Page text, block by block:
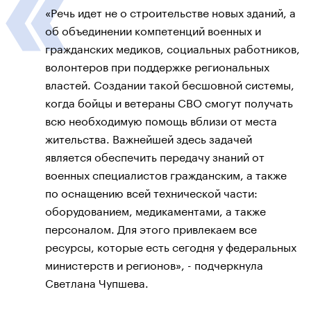
«Речь идет не о строительстве новых зданий, а
об объединении компетенций военных и
гражданских медиков, социальных работников,
волонтеров при поддержке региональных
властей. Создании такой бесшовной системы,
когда бойцы и ветераны СВО смогут получать
всю необходимую помощь вблизи от места
жительства. Важнейшей здесь задачей
является обеспечить передачу знаний от
военных специалистов гражданским, а также
по оснащению всей технической части:
оборудованием, медикаментами, а также
персоналом. Для этого привлекаем все
ресурсы, которые есть сегодня у федеральных
министерств и регионов», - подчеркнула
Светлана Чупшева.